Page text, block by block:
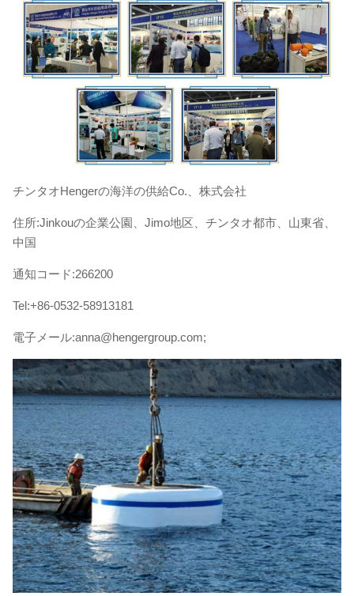
チンタオHengerの海洋の供給Co.、株式会社
住所:Jinkouの企業公園、Jimo地区、チンタオ都市、山東省、
中国
通知コード:266200
Tel:+86-0532-58913181
電子メール:anna@hengergroup.com;